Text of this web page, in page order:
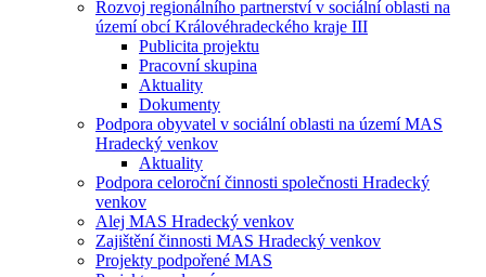
Rozvoj regionálního partnerství v sociální oblasti na
území obcí Královéhradeckého kraje III
Publicita projektu
Pracovní skupina
Aktuality
Dokumenty
Podpora obyvatel v sociální oblasti na území MAS
Hradecký venkov
Aktuality
Podpora celoroční činnosti společnosti Hradecký
venkov
Alej MAS Hradecký venkov
Zajištění činnosti MAS Hradecký venkov
Projekty podpořené MAS